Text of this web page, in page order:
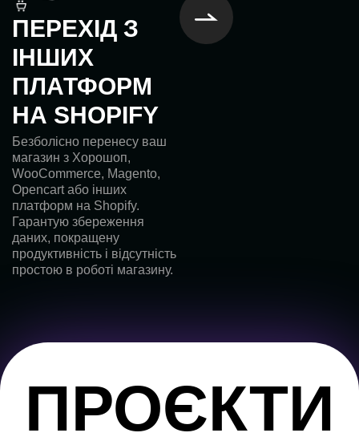
ПЕРЕХІД З
ІНШИХ
ПЛАТФОРМ
НА SHOPIFY
Безболісно перенесу ваш
магазин з Хорошоп,
WooCommerce, Magento,
Opencart або інших
платформ на Shopify.
Гарантую збереження
даних, покращену
продуктивність і відсутність
простою в роботі магазину.
ПРОЄКТИ